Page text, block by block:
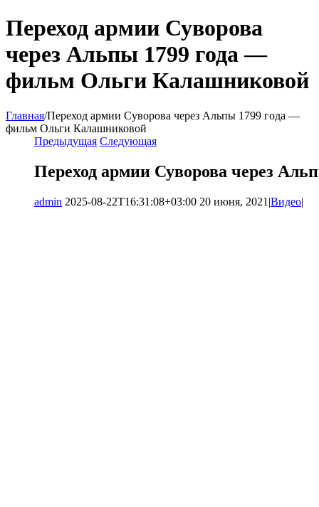
Переход армии Суворова
через Альпы 1799 года —
фильм Ольги Калашниковой
Главная/Переход армии Суворова через Альпы 1799 года —
фильм Ольги Калашниковой
Предыдущая Следующая
Переход армии Суворова через
admin 2025-08-22T16:31:08+03:00 20 июня, 2021 |Видео|